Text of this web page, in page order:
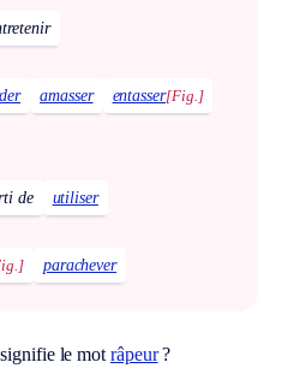
amasser entasser[Fig.]
de utiliser
parachever
le mot râpeur?